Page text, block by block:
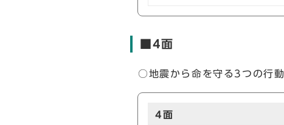
■4面
○地震から命を守る3つの行動
4面